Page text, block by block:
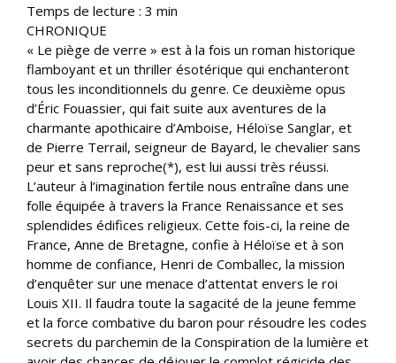
Temps de lecture : 3 min
CHRONIQUE
« Le piège de verre » est à la fois un roman historique
flamboyant et un thriller ésotérique qui enchanteront
tous les inconditionnels du genre. Ce deuxième opus
d’Éric Fouassier, qui fait suite aux aventures de la
charmante apothicaire d’Amboise, Héloïse Sanglar, et
de Pierre Terrail, seigneur de Bayard, le chevalier sans
peur et sans reproche(*), est lui aussi très réussi.
L’auteur à l’imagination fertile nous entraîne dans une
folle équipée à travers la France Renaissance et ses
splendides édifices religieux. Cette fois-ci, la reine de
France, Anne de Bretagne, confie à Héloïse et à son
homme de confiance, Henri de Comballec, la mission
d’enquêter sur une menace d’attentat envers le roi
Louis XII. Il faudra toute la sagacité de la jeune femme
et la force combative du baron pour résoudre les codes
secrets du parchemin de la Conspiration de la lumière et